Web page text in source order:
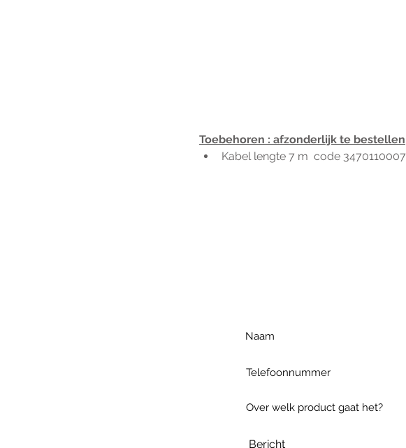
Toebehoren : afzonderlijk te bestellen
Kabel lengte 7 m  code 3470110007